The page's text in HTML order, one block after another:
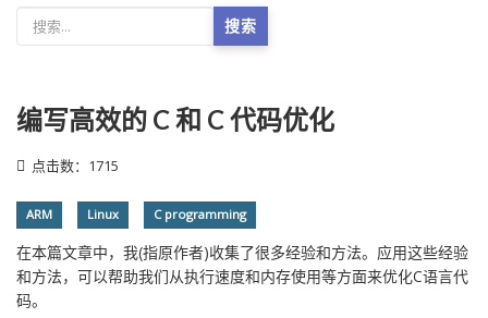
搜索
编写高效的 C 和 C 代码优化
点击数：1715
ARM Linux C programming
在本篇文章中，我(指原作者)收集了很多经验和方法。应用这些经验
和方法，可以帮助我们从执行速度和内存使用等方面来优化C语言代
码。